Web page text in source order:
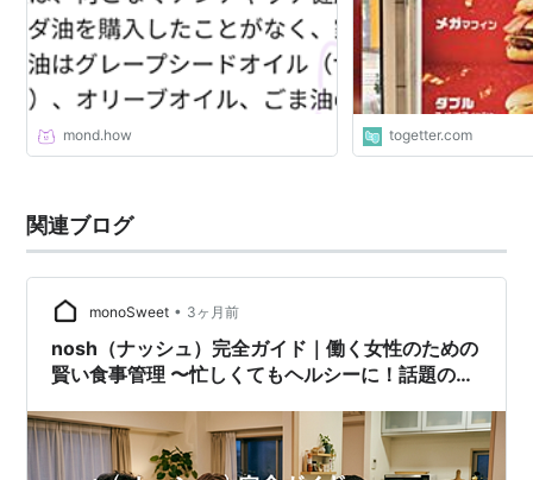
グレープシードオイル（サラダ油の代
わり）、オリーブオイル、ごま油の3
つです。健康のことはさておき、純粋
に味の面で、この3つではイマイチ、
サラダ油の方が明確に良い、と言える
せんか？ | mond
mond.how togetter.com
関連ブログ
monoSweet • 3ヶ月前
nosh（ナッシュ）完全ガイド｜働く女性のための
賢い食事管理 〜忙しくてもヘルシーに！話題の宅